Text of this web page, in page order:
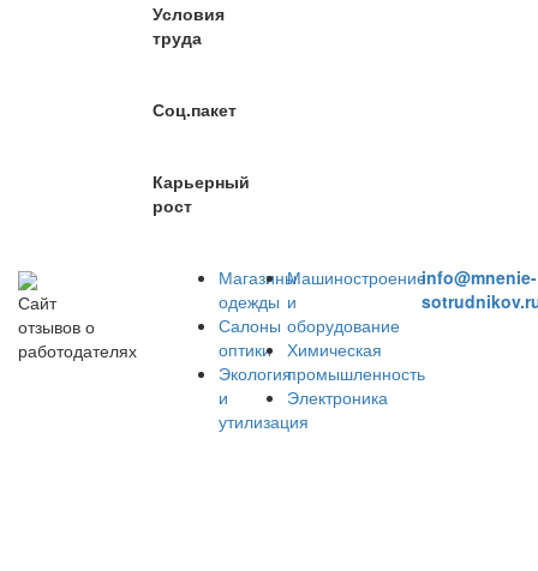
Условия
труда
Соц.пакет
Карьерный
рост
Сайт
отзывов о
работодателях
Магазины
одежды
Салоны
оптики
Экология
и
утилизация
Машиностроение
и
оборудование
Химическая
промышленность
Электроника
info@mnenie-